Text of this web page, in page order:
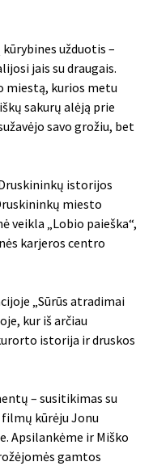
užduotis –
jais su draugais.
miestą, kurios metu
sakurų alėją prie
savo grožiu, bet
istorijos
miesto
veikla „Lobio paieška“,
karjeros centro
„Sūrūs atradimai
kur iš arčiau
istorija ir druskos
– susitikimas su
kūrėju Jonu
Apsilankėme ir Miško
gamtos